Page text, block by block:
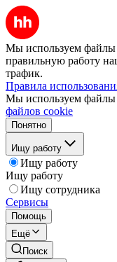
Мы используем файлы
правильную работу
трафик.
Правила
Мы используем файлы
файлов cookie
Понятно
Ищу работу
Ищу работу
Ищу работу
Ищу сотрудника
Сервисы
Помощь
Ещё
Поиск